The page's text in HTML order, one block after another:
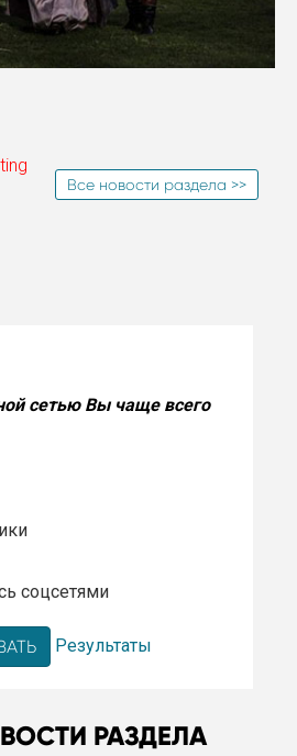
Все новости раздела >>
сетью Вы чаще всего
соцсетями
Результаты
РАЗДЕЛА